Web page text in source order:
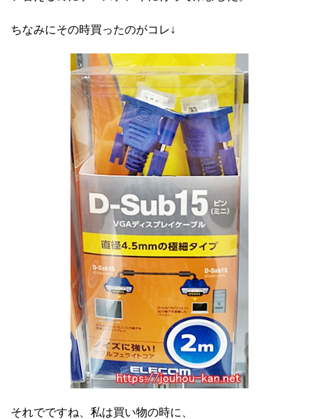
ちなみにその時買ったのがコレ↓
それでですね、私は買い物の時に、